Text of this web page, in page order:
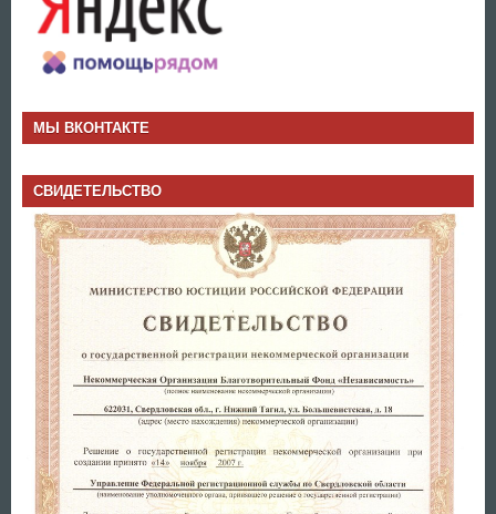
МЫ ВКОНТАКТЕ
СВИДЕТЕЛЬСТВО